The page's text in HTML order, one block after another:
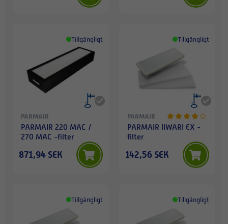
Tillgängligt
PARMAIR
PARMAIR 220 MAC /
270 MAC -filter
871,94 SEK
Tillgängligt
PARMAIR
PARMAIR IIWARI EX -
filter
142,56 SEK
Tillgängligt Tillgängligt